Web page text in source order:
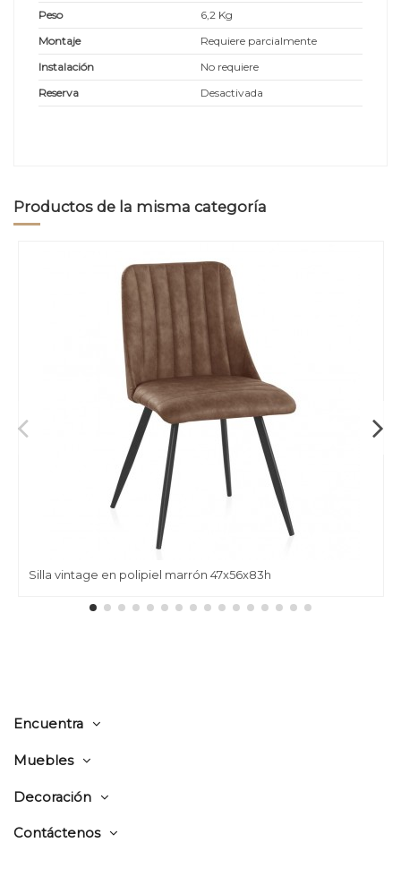
Peso
6,2 Kg
Montaje
Requiere parcialmente
Instalación
No requiere
Reserva
Desactivada
Productos de la misma categoría
Silla vintage en polipiel marrón 47x56x83h
Encuentra
Muebles
Decoración
Contáctenos